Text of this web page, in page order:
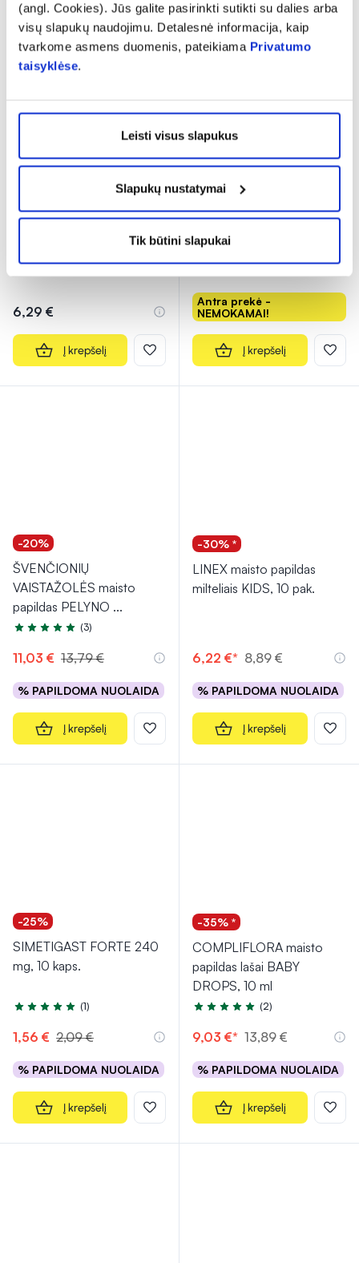
(angl. Cookies). Jūs galite pasirinkti sutikti su dalies arba
visų slapukų naudojimu. Detalesnė informacija, kaip
tvarkome asmens duomenis, pateikiama Privatumo
taisyklėse.
Leisti visus slapukus
Slapukų nustatymai
Tik būtini slapukai
mg/300 mg minkštosios
kapsulės N20
6,29 €
Į krepšelį
maisto papildas skaidulos
žarnynui COLON...
Įvertinimas 5.0 iš 5
14,59 €
Antra prekė -
NEMOKAMAI!
Į krepšelį
-20%
ŠVENČIONIŲ
VAISTAŽOLĖS maisto
papildas PELYNO ...
Įvertinimas 5.0 iš 5
(3)
11,03 € 13,79 €
% PAPILDOMA NUOLAIDA
Į krepšelį
-30% *
LINEX maisto papildas
milteliais KIDS, 10 pak.
6,22 €* 8,89 €
% PAPILDOMA NUOLAIDA
Į krepšelį
-25%
SIMETIGAST FORTE 240
mg, 10 kaps.
Įvertinimas 5.0 iš 5
(1)
1,56 € 2,09 €
% PAPILDOMA NUOLAIDA
Į krepšelį
-35% *
COMPLIFLORA maisto
papildas lašai BABY
DROPS, 10 ml
Įvertinimas 5.0 iš 5
(2)
9,03 €* 13,89 €
% PAPILDOMA NUOLAIDA
Į krepšelį